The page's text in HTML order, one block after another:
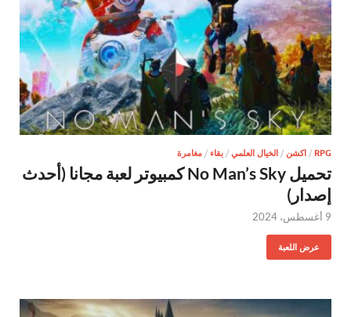
RPG
/ اكشن / الخيال العلمي / بقاء / مغامرة
تحميل No Man’s Sky كمبيوتر لعبة مجانا (أحدث
إصدار)
9 أغسطس، 2024
عرض اللعبة